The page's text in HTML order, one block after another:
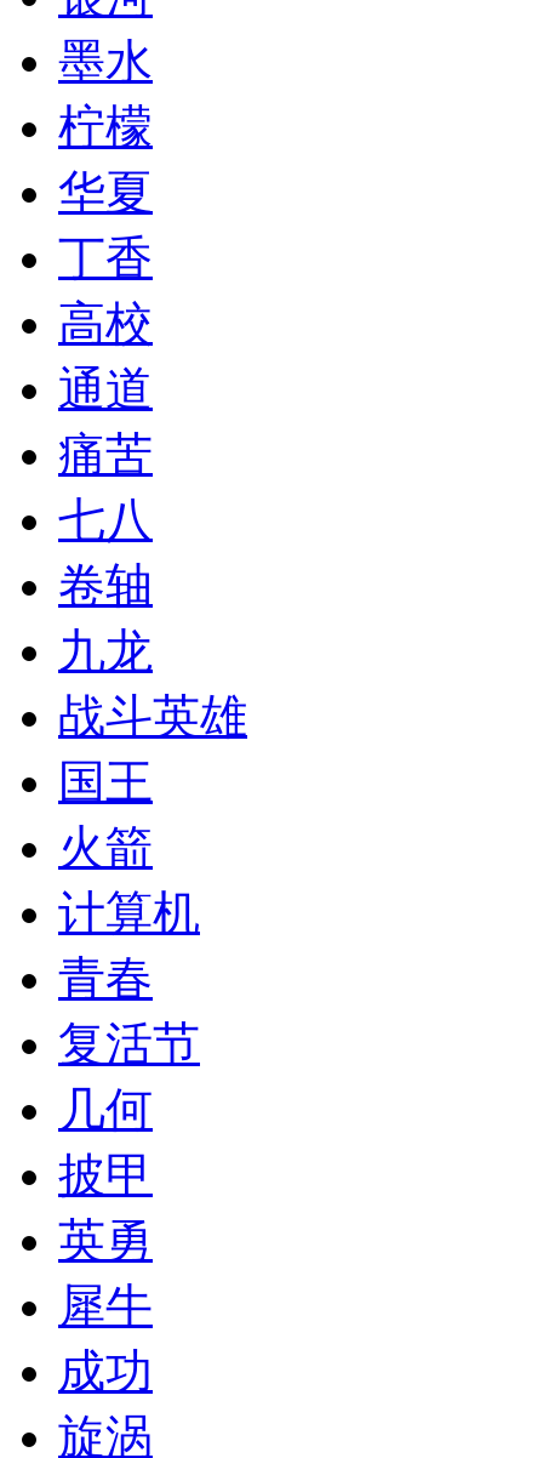
墨水
柠檬
华夏
丁香
高校
通道
痛苦
七八
卷轴
九龙
战斗英雄
国王
火箭
计算机
青春
复活节
几何
披甲
英勇
犀牛
成功
旋涡